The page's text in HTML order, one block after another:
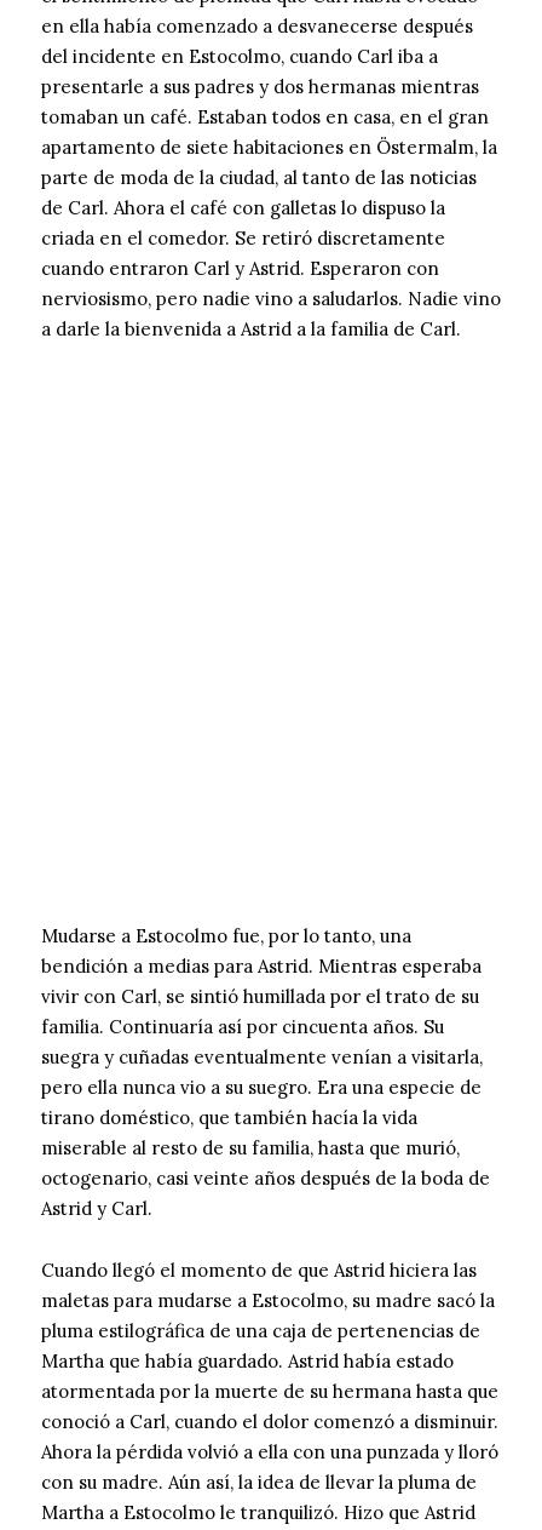
en ella había comenzado a desvanecerse después
del incidente en Estocolmo, cuando Carl iba a
presentarle a sus padres y dos hermanas mientras
tomaban un café. Estaban todos en casa, en el gran
apartamento de siete habitaciones en Östermalm, la
parte de moda de la ciudad, al tanto de las noticias
de Carl. Ahora el café con galletas lo dispuso la
criada en el comedor. Se retiró discretamente
cuando entraron Carl y Astrid. Esperaron con
nerviosismo, pero nadie vino a saludarlos. Nadie vino
a darle la bienvenida a Astrid a la familia de Carl.
Mudarse a Estocolmo fue, por lo tanto, una
bendición a medias para Astrid. Mientras esperaba
vivir con Carl, se sintió humillada por el trato de su
familia. Continuaría así por cincuenta años. Su
suegra y cuñadas eventualmente venían a visitarla,
pero ella nunca vio a su suegro. Era una especie de
tirano doméstico, que también hacía la vida
miserable al resto de su familia, hasta que murió,
octogenario, casi veinte años después de la boda de
Astrid y Carl.
Cuando llegó el momento de que Astrid hiciera las
maletas para mudarse a Estocolmo, su madre sacó la
pluma estilográfica de una caja de pertenencias de
Martha que había guardado. Astrid había estado
atormentada por la muerte de su hermana hasta que
conoció a Carl, cuando el dolor comenzó a disminuir.
Ahora la pérdida volvió a ella con una punzada y lloró
con su madre. Aún así, la idea de llevar la pluma de
Martha a Estocolmo le tranquilizó. Hizo que Astrid